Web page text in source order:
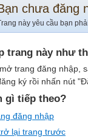
chưa đăng
này yêu cầu bạn
trang này như
trang đăng nhập,
ký rồi nhấn nút
gì tiếp theo?
đăng nhập
lại trang trước